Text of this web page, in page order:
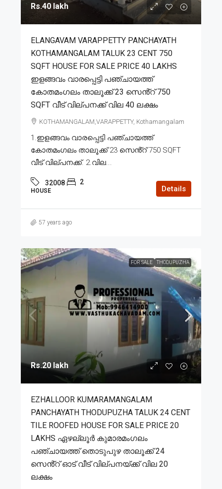
Rs.40 lakh
ELANGAVAM VARAPPETTY PANCHAYATH
KOTHAMANGALAM TALUK 23 CENT 750
SQFT HOUSE FOR SALE PRICE 40 LAKHS
ഇളങ്ങവം വാരപ്പെട്ടി പഞ്ചായത്ത്
കോതമംഗലം താലൂക്ക് 23 സെൻ്റ് 750
SQFT വീട് വില്പനക്ക് വില 40 ലക്ഷം
KOTHAMANGALAM,VARAPPETTY, Kothamangalam
1.ഇളങ്ങവം വാരപ്പെട്ടി പഞ്ചായത്ത്
കോതമംഗലം താലൂക്ക് 23 സെൻ്റ് 750 SQFT
വീട് വില്പനക്ക്. 2.വില...
32008 2
HOUSE Details
57 years ago
FOR SALE THODUPUZHA
Rs.20 lakh
EZHALLOOR KUMARAMANGALAM
PANCHAYATH THODUPUZHA TALUK 24 CENT
TILE ROOFED HOUSE FOR SALE PRICE 20
LAKHS ഏഴല്ലൂർ കുമാരമംഗലം
പഞ്ചായത്ത് തൊടുപുഴ താലൂക്ക് 24
സെൻ്റ് ഓട് വീട് വില്പനയ്ക്ക് വില 20
ലക്ഷം